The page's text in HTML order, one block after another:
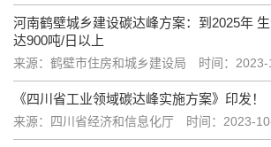
河南鹤壁城乡建设碳达峰方案：到2025年
达900吨/日以上
来源：鹤壁市住房和城乡建设局 时间：
《四川省工业领域碳达峰实施方案》​印发！
来源：四川省经济和信息化厅 时间：2023-